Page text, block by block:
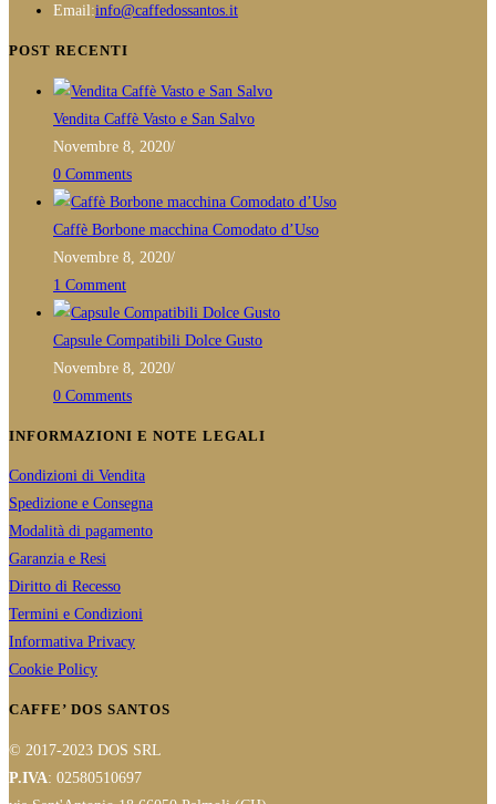
in
Email:info@caffedossantos.itOpens
application
POST RECENTI
Vendita Caffè Vasto e San Salvo
Novembre 8, 2020/
0 Comments
Caffè Borbone macchina Comodato d’Uso
Novembre 8, 2020/
1 Comment
Capsule Compatibili Dolce Gusto
Novembre 8, 2020/
0 Comments
INFORMAZIONI E NOTE LEGALI
Condizioni di Vendita
Spedizione e Consegna
Modalità di pagamento
Garanzia e Resi
Diritto di Recesso
Termini e Condizioni
Informativa Privacy
Cookie Policy
CAFFE’ DOS SANTOS
© 2017-2023 DOS SRL
P.IVA: 02580510697